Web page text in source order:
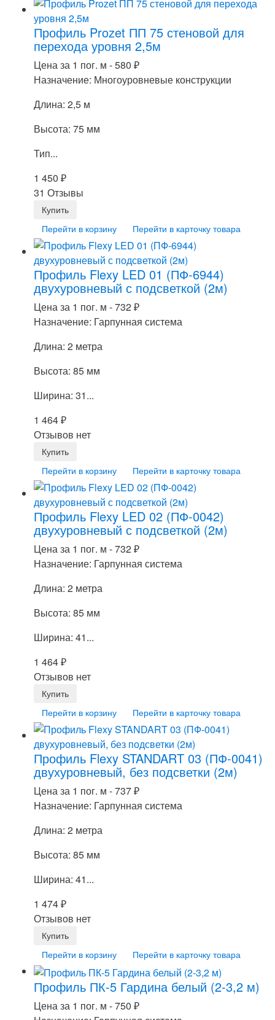
Профиль Prozet ПП 75 стеновой для
перехода уровня 2,5м
Цена за 1 пог. м -580 ₽
Назначение: Многоуровневые конструкции
Длина: 2,5 м
Высота: 75 мм
Тип...
1 450 ₽
31 Отзывы
Перейти в корзину Перейти в карточку товара
Профиль Flexy LED 01 (ПФ-6944)
двухуровневый с подсветкой (2м)
Цена за 1 пог. м -732₽
Назначение: Гарпунная система
Длина: 2 метра
Высота: 85 мм
Ширина: 31...
1 464₽
Отзывов нет
Перейти в корзину Перейти в карточку товара
Профиль Flexy LED 02 (ПФ-0042)
двухуровневый с подсветкой (2м)
Цена за 1 пог. м -732₽
Назначение: Гарпунная система
Длина: 2 метра
Высота: 85 мм
Ширина: 41...
1 464₽
Отзывов нет
Перейти в корзину Перейти в карточку товара
Профиль Flexy STANDART 03 (ПФ-0041)
двухуровневый, без подсветки (2м)
Цена за 1 пог. м -737₽
Назначение: Гарпунная система
Длина: 2 метра
Высота: 85 мм
Ширина: 41...
1 474₽
Отзывов нет
Перейти в корзину Перейти в карточку товара
Профиль ПК-5 Гардина белый (2-3,2 м)
Цена за 1 пог. м -750 ₽